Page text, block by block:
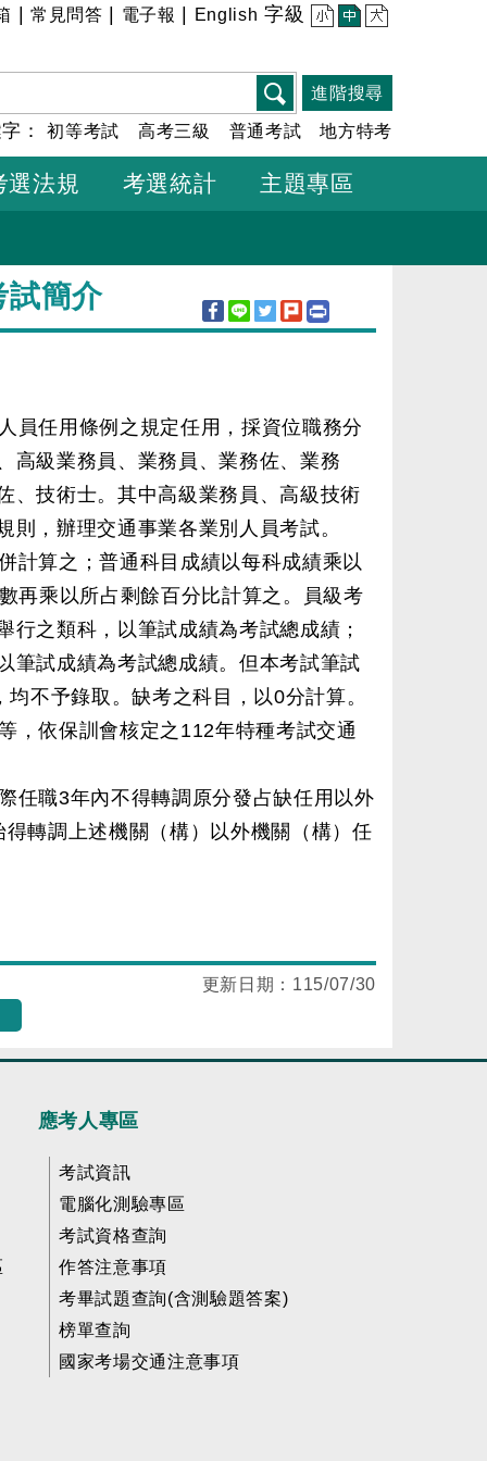
常見問答 電子報 English 字級 小 中 大
進階搜尋
字：初等考試 高考三級 普通考試 地方特考
選法規 考選統計 主題專區
試簡介
員任用條例之規定任用，採資位職務分
高級業務員、業務員、業務佐、業務
、技術士。其中高級業務員、高級技術
，辦理交通事業各業別人員考試。
計算之；普通科目成績以每科成績乘以
再乘以所占剩餘百分比計算之。員級考
之類科，以筆試成績為考試總成績；
筆試成績為考試總成績。但本考試筆試
不予錄取。缺考之科目，以0分計算。
，依保訓會核定之112年特種考試交通
任職3年內不得轉調原分發占缺任用以外
轉調上述機關（構）以外機關（構）任
更新日期： 115/07/30
應考人專區
考試資訊
電腦化測驗專區
考試資格查詢
作答注意事項
考畢試題查詢(含測驗題答案)
榜單查詢
國家考場交通注意事項